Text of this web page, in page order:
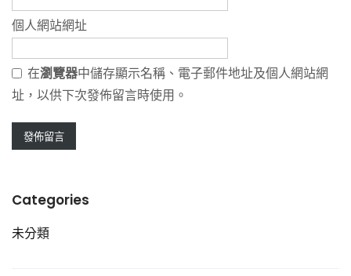
個人網站網址
在瀏覽器中儲存顯示名稱、電子郵件地址及個人網站網
址，以供下次發佈留言時使用。
Categories
未分類